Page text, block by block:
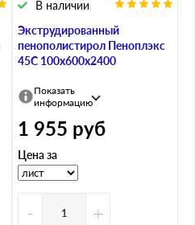
Экструдированный
пенополистирол Пеноплэкс
45С 100х600х2400
В наличии
Показать
информацию
1 955 руб
Цена за
- +